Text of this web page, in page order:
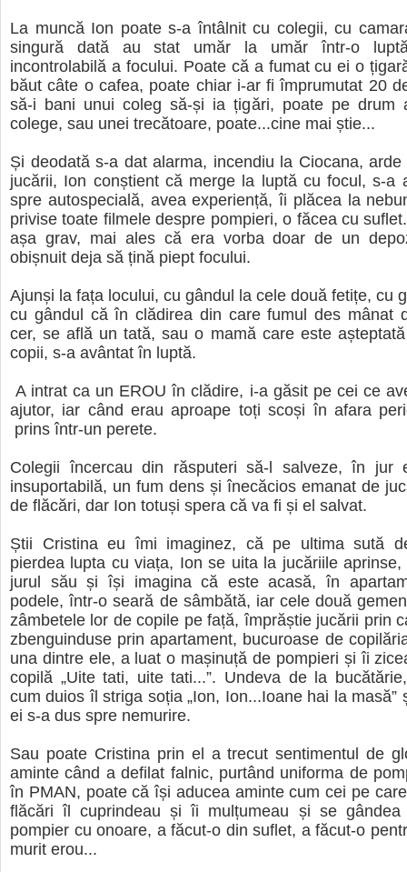
La muncă Ion poate s-a întâlnit cu colegii, cu
singură dată au stat umăr la umăr într-o
incontrolabilă a focului. Poate că a fumat cu ei o
băut câte o cafea, poate chiar i-ar fi împrumutat 20
să-i bani unui coleg să-și ia țigări, poate pe drum
colege, sau unei trecătoare, poate...cine mai știe...
Și deodată s-a dat alarma, incendiu la Ciocana,
jucării, Ion conștient că merge la luptă cu focul, s-a
spre autospecială, avea experiență, îi plăcea la
privise toate filmele despre pompieri, o făcea cu
așa grav, mai ales că era vorba doar de un
obișnuit deja să țină piept focului.
Ajunși la fața locului, cu gândul la cele două fetițe, cu
cu gândul că în clădirea din care fumul des mânat
cer, se află un tată, sau o mamă care este
copii, s-a avântat în luptă.
A intrat ca un EROU în clădire, i-a găsit pe cei ce
ajutor, iar când erau aproape toți scoși în afara
prins într-un perete.
Colegii încercau din răsputeri să-l salveze, în jur
insuportabilă, un fum dens și înecăcios emanat de
de flăcări, dar Ion totuși spera că va fi și el salvat.
Știi Cristina eu îmi imaginez, că pe ultima sută
pierdea lupta cu viața, Ion se uita la jucăriile
jurul său și își imagina că este acasă, în
podele, într-o seară de sâmbătă, iar cele două
zâmbetele lor de copile pe față, împrăștie jucării prin
zbenguinduse prin apartament, bucuroase de
una dintre ele, a luat o mașinuță de pompieri și îi
copilă „Uite tati, uite tati...”. Undeva de la
cum duios îl striga soția „Ion, Ion...Ioane hai la masă”
ei s-a dus spre nemurire.
Sau poate Cristina prin el a trecut sentimentul de
aminte când a defilat falnic, purtând uniforma de
în PMAN, poate că își aducea aminte cum cei pe
flăcări îl cuprindeau și îi mulțumeau și se
pompier cu onoare, a făcut-o din suflet, a făcut-o
murit erou...